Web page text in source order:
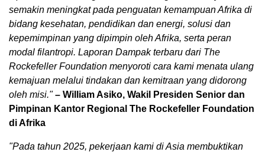
semakin meningkat pada penguatan kemampuan Afrika di
bidang kesehatan, pendidikan dan energi, solusi dan
kepemimpinan yang dipimpin oleh Afrika, serta peran
modal filantropi. Laporan Dampak terbaru dari The
Rockefeller Foundation menyoroti cara kami menata ulang
kemajuan melalui tindakan dan kemitraan yang didorong
oleh misi."– William Asiko, Wakil Presiden Senior dan
Pimpinan Kantor Regional The Rockefeller Foundation
di Afrika
"Pada tahun 2025, pekerjaan kami di Asia membuktikan